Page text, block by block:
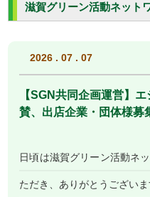
滋賀グリーン活動ネット
2026 . 07 . 07
【SGN共同企画運営】
賛、出店企業・団体様募
日頃は滋賀グリーン活動ネ
ただき、ありがとうございま